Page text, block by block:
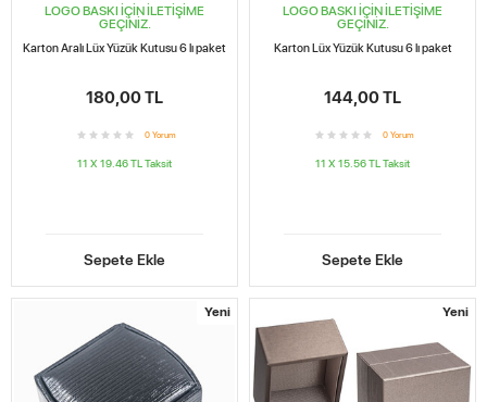
LOGO BASKI İÇİN İLETİŞİME
GEÇİNİZ.
Karton Aralı Lüx Yüzük Kutusu 6 lı paket
180,00 TL
0 Yorum
11 X 19.46 TL Taksit
Sepete Ekle
LOGO BASKI İÇİN İLETİŞİME
GEÇİNİZ.
Karton Lüx Yüzük Kutusu 6 lı paket
144,00 TL
0 Yorum
11 X 15.56 TL Taksit
Sepete Ekle
Yeni Yeni